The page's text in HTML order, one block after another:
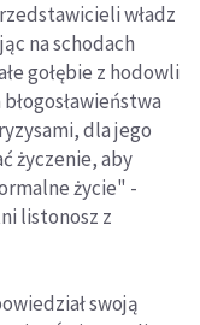
władz
na schodach
gołębie z hodowli
dla jego
życzenie, aby
życie" -
listonosz z
swoją